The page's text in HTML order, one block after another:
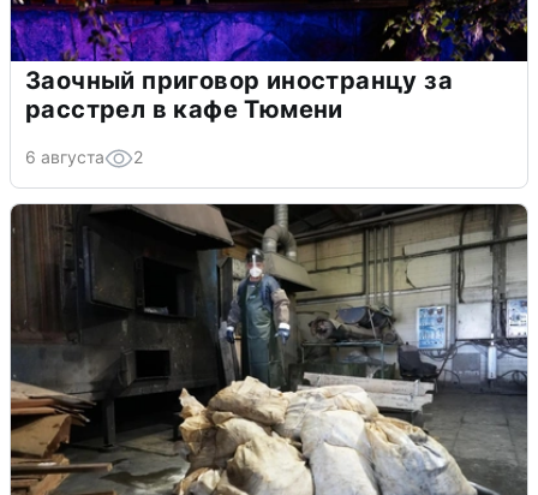
Заочный приговор иностранцу за
расстрел в кафе Тюмени
6 августа 2